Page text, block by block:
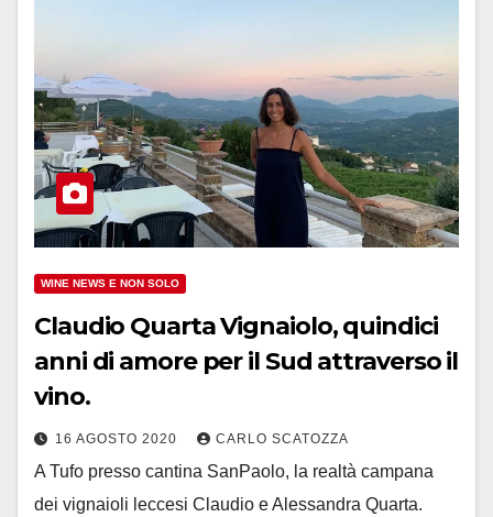
WINE NEWS E NON SOLO
Claudio Quarta Vignaiolo, quindici
anni di amore per il Sud attraverso il
vino.
16 AGOSTO 2020 CARLO SCATOZZA
A Tufo presso cantina SanPaolo, la realtà campana
dei vignaioli leccesi Claudio e Alessandra Quarta.